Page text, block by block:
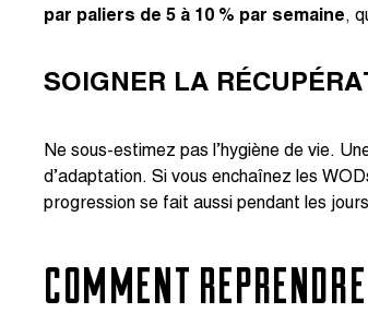
par paliers de 5 à 10 % par semaine,
SOIGNER LA
Ne sous-estimez pas l’hygiène de vie.
d’adaptation. Si vous enchaînez les
progression se fait aussi pendant les
COMMENT